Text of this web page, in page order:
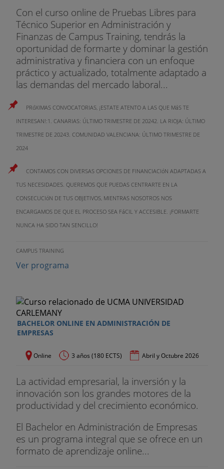
yERP.
Emprendeduria en entornos de sostenibilidad y
Expendeduría social
• Emprendeduria en proyectos sostenibles.
• Emprendeduria social.
Aspectos Legales y Corporativos
• Creación de la sociedad. Inicio de la actividad.
• Contrato de socios, Ampliaciones de capital,
Fusiones y Adquisiciones. Conflictos entre socios.
• Aspectos laborales (contratos rescisión...),
esquemas de Remuneración / Incentivos
• Propiedad Intelectual. Patentes.
• Mesa redonda
• Venta Consultiva
• Comunicación Adaptada
Módulo 4. Leadership and Communication skills
de gestión estratégica
Presentaciones en público impactantes y eficaces
Diferentes formatos y registros de presentación
Dirección de equipos de proyecto
Con el curso online de Pruebas Libres para
Técnico Superior en Administración y
Finanzas de Campus Training, tendrás la
oportunidad de formarte y dominar la gestión
administrativa y financiera con un enfoque
práctico y actualizado, totalmente adaptado a
las demandas del mercado laboral...
PRóXIMAS CONVOCATORIAS, ¡ESTATE ATENTO A LAS QUE MáS TE
INTERESAN!:1. CANARIAS: ÚLTIMO TRIMESTRE DE 20242. LA RIOJA: ÚLTIMO
TRIMESTRE DE 20243. COMUNIDAD VALENCIANA: ÚLTIMO TRIMESTRE DE
2024
CONTAMOS CON DIVERSAS OPCIONES DE FINANCIACIóN ADAPTADAS A
TUS NECESIDADES. QUEREMOS QUE PUEDAS CENTRARTE EN LA
CONSECUCIóN DE TUS OBJETIVOS, MIENTRAS NOSOTROS NOS
ENCARGAMOS DE QUE EL PROCESO SEA FáCIL Y ACCESIBLE. ¡FORMARTE
NUNCA HA SIDO TAN SENCILLO!
CAMPUS TRAINING
Ver programa
BACHELOR ONLINE EN ADMINISTRACIÓN DE
EMPRESAS
Online 3 años (180 ECTS) Abril y Octubre 2026
La actividad empresarial, la inversión y la
innovación son los grandes motores de la
productividad y del crecimiento económico.
El Bachelor en Administración de Empresas
es un programa integral que se ofrece en un
formato de aprendizaje online...